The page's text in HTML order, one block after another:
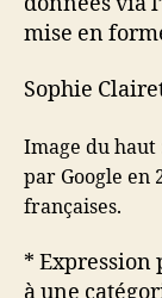
mise en
Sophie
Image du haut
par Google en
françaises.
* Expression